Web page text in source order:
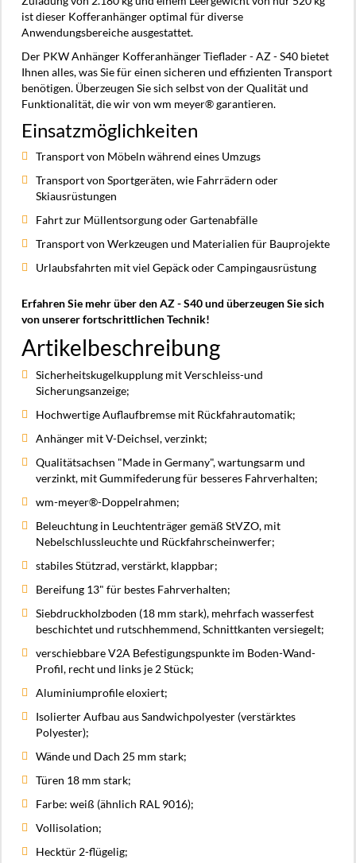
ist dieser Kofferanhänger optimal für diverse
Anwendungsbereiche ausgestattet.
Der PKW Anhänger Kofferanhänger Tieflader - AZ - S40 bietet
Ihnen alles, was Sie für einen sicheren und effizienten Transport
benötigen. Überzeugen Sie sich selbst von der Qualität und
Funktionalität, die wir von wm meyer® garantieren.
Einsatzmöglichkeiten
Transport von Möbeln während eines Umzugs
Transport von Sportgeräten, wie Fahrrädern oder
Skiausrüstungen
Fahrt zur Müllentsorgung oder Gartenabfälle
Transport von Werkzeugen und Materialien für Bauprojekte
Urlaubsfahrten mit viel Gepäck oder Campingausrüstung
Erfahren Sie mehr über den AZ - S40 und überzeugen Sie sich
von unserer fortschrittlichen Technik!
Artikelbeschreibung
Sicherheitskugelkupplung mit Verschleiss-und
Sicherungsanzeige;
Hochwertige Auflaufbremse mit Rückfahrautomatik;
Anhänger mit V-Deichsel, verzinkt;
Qualitätsachsen "Made in Germany", wartungsarm und
verzinkt, mit Gummifederung für besseres Fahrverhalten;
wm-meyer®-Doppelrahmen;
Beleuchtung in Leuchtenträger gemäß StVZO, mit
Nebelschlussleuchte und Rückfahrscheinwerfer;
stabiles Stützrad, verstärkt, klappbar;
Bereifung 13" für bestes Fahrverhalten;
Siebdruckholzboden (18 mm stark), mehrfach wasserfest
beschichtet und rutschhemmend, Schnittkanten versiegelt;
verschiebbare V2A Befestigungspunkte im Boden-Wand-
Profil, recht und links je 2 Stück;
Aluminiumprofile eloxiert;
Isolierter Aufbau aus Sandwichpolyester (verstärktes
Polyester);
Wände und Dach 25 mm stark;
Türen 18 mm stark;
Farbe: weiß (ähnlich RAL 9016);
Vollisolation;
Hecktür 2-flügelig;